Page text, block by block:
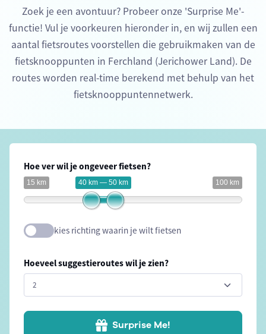
Zoek je een avontuur? Probeer onze 'Surprise Me'-
functie! Vul je voorkeuren hieronder in, en wij zullen een
aantal fietsroutes voorstellen die gebruikmaken van de
fietsknooppunten in Ferchland (Jerichower Land). De
routes worden real-time berekend met behulp van het
fietsknooppuntennetwerk.
Hoe ver wil je ongeveer fietsen?
15 km 100 km
40 km — 50 km
kies richting waarin je wilt fietsen
Hoeveel suggestieroutes wil je zien?
Surprise Me!